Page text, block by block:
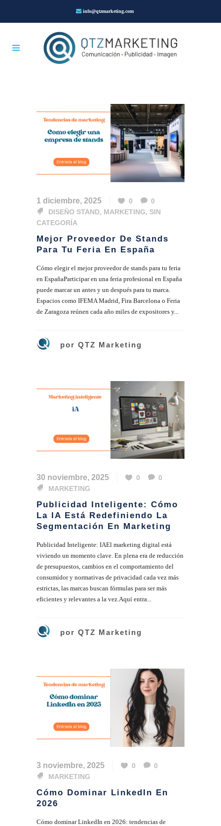
info@qtzmarketing.com
1 diciembre, 2025 0
0
DISEÑO STAND, MARKETING, SIN
CATEGORÍA
Mejor Proveedor De Stands
Para Tu Feria En España
Cómo elegir el mejor proveedor de stands para tu feria
en EspañaParticipar en una feria profesional en España
puede marcar un antes y un después para tu marca.
Espacios como IFEMA Madrid, Fira Barcelona o Feria
de Zaragoza reúnen cada año miles de expositores y...
por QTZ Marketing
30 noviembre, 2025 0
0
MARKETING
Publicidad Inteligente: Cómo
La IA Está Redefiniendo La
Segmentación En Marketing
Publicidad Inteligente: IAEl marketing digital está
viviendo un momento clave. En plena era de reducción
de presupuestos, cambios en el comportamiento del
consumidor y normativas de privacidad cada vez más
estrictas, las marcas buscan fórmulas para ser más
eficientes y relevantes a la vez.Aquí entra...
por QTZ Marketing
3 noviembre, 2025 0
0
MARKETING
Cómo Dominar LinkedIn En
2026
Cómo dominar LinkedIn en 2026: tendencias de